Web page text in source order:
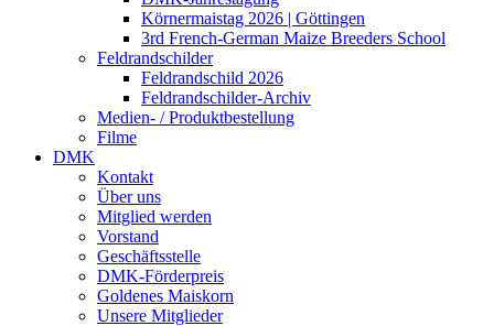
Körnermaistag 2026 | Göttingen
3rd French-German Maize Breeders School
Feldrandschilder
Feldrandschild 2026
Feldrandschilder-Archiv
Medien- / Produktbestellung
Filme
DMK
Kontakt
Über uns
Mitglied werden
Vorstand
Geschäftsstelle
DMK-Förderpreis
Goldenes Maiskorn
Unsere Mitglieder